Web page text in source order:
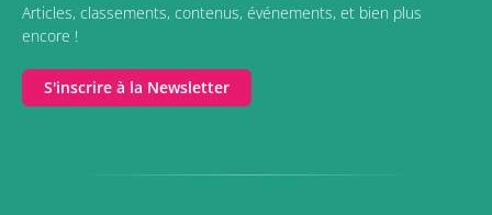
Articles, classements, contenus, événements, et bien plus
encore !
S'inscrire à la Newsletter